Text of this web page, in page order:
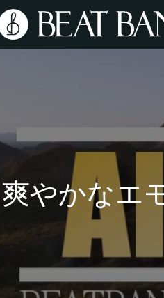
爽やかなエ